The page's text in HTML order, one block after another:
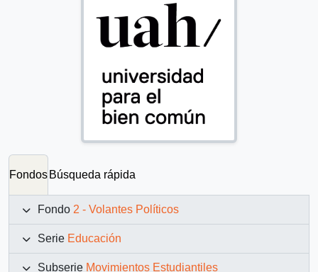
Fondos Búsqueda rápida
Fondo 2 - Volantes Políticos
Serie Educación
Subserie Movimientos Estudiantiles